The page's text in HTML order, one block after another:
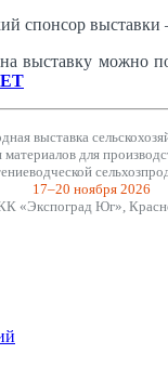
спонсор
выставку можно
выставка
для
17–20 ноября 2026
«Экспоград Юг»,